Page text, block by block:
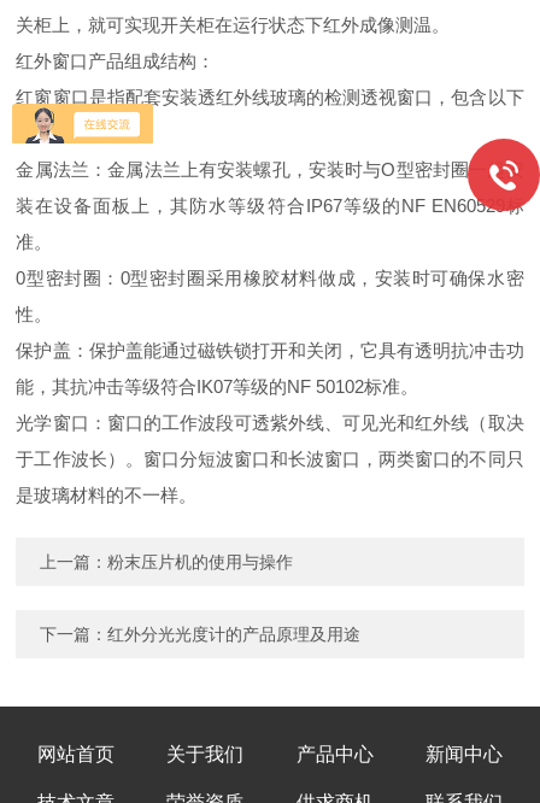
关柜上，就可实现开关柜在运行状态下红外成像测温。
红外窗口产品组成结构：
红窗窗口是指配套安装透红外线玻璃的检测透视窗口，包含以下
四部分：
金属法兰：金属法兰上有安装螺孔，安装时与O型密封圈一起安
装在设备面板上，其防水等级符合IP67等级的NF EN60529标
准。
0型密封圈：0型密封圈采用橡胶材料做成，安装时可确保水密
性。
保护盖：保护盖能通过磁铁锁打开和关闭，它具有透明抗冲击功
能，其抗冲击等级符合IK07等级的NF 50102标准。
光学窗口：窗口的工作波段可透紫外线、可见光和红外线（取决
于工作波长）。窗口分短波窗口和长波窗口，两类窗口的不同只
是玻璃材料的不一样。
上一篇：粉末压片机的使用与操作
下一篇：红外分光光度计的产品原理及用途
网站首页 关于我们 产品中心 新闻中心